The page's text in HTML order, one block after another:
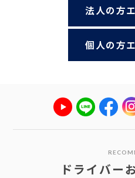
法人の方
個人の方
ドライバー